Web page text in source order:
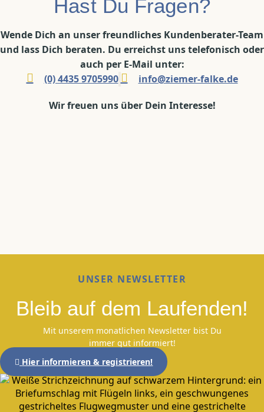
Hast Du Fragen?
Wende Dich an unser freundliches Kundenberater-Team
und lass Dich beraten. Du erreichst uns telefonisch oder
auch per E-Mail unter:
(0) 4435 9705990
info@ziemer-falke.de
Wir freuen uns über Dein Interesse!
UNSER NEWSLETTER
Bleib auf dem Laufenden!
Mit unserem monatlichen Newsletter bist Du
immer gut informiert!
Hier informieren & registrieren!